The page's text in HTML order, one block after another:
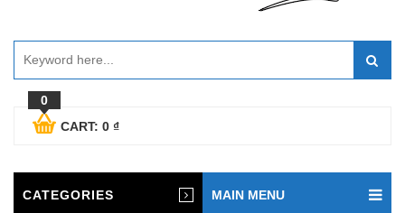
0
CART: 0 ₫
CATEGORIES MAIN MENU